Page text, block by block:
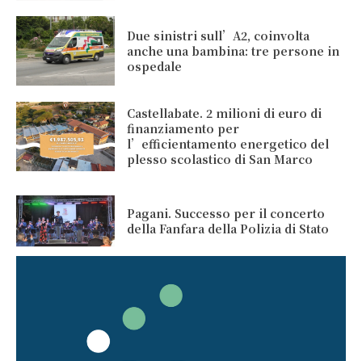
Due sinistri sull’A2, coinvolta
anche una bambina: tre persone in
ospedale
Castellabate. 2 milioni di euro di
finanziamento per
l’efficientamento energetico del
plesso scolastico di San Marco
Pagani. Successo per il concerto
della Fanfara della Polizia di Stato